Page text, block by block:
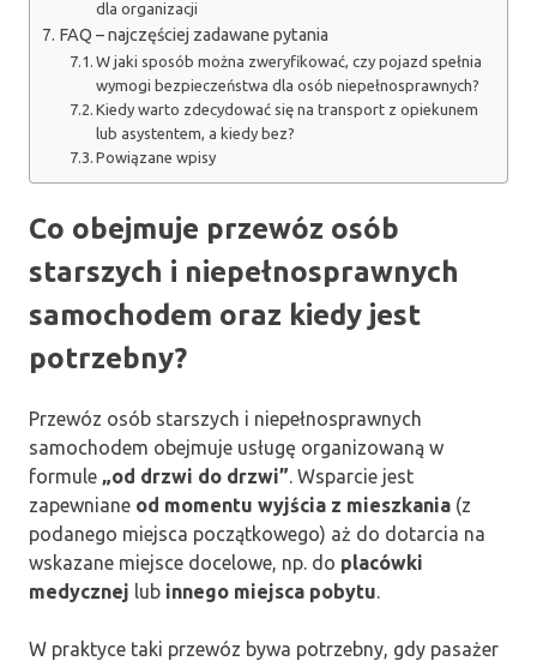
dla organizacji
FAQ – najczęściej zadawane pytania
W jaki sposób można zweryfikować, czy pojazd spełnia
wymogi bezpieczeństwa dla osób niepełnosprawnych?
Kiedy warto zdecydować się na transport z opiekunem
lub asystentem, a kiedy bez?
Powiązane wpisy
Co obejmuje przewóz osób
starszych i niepełnosprawnych
samochodem oraz kiedy jest
potrzebny?
Przewóz osób starszych i niepełnosprawnych
samochodem obejmuje usługę organizowaną w
formule „od drzwi do drzwi”. Wsparcie jest
zapewniane od momentu wyjścia z mieszkania (z
podanego miejsca początkowego) aż do dotarcia na
wskazane miejsce docelowe, np. do placówki
medycznej lub innego miejsca pobytu.
W praktyce taki przewóz bywa potrzebny, gdy pasażer